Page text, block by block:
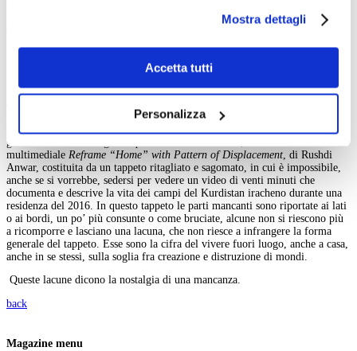
scelte privacy sui cookie, ti invitiamo a prendere visione
dell’informativa cookie.
Chiudendo il banner tramite la “X” prosegui la
navigazione senza alcuna profilazione e con installazione
il tuo consenso alla profilazione che potrai revocare in
Mostra dettagli
Accetta tutti
Personalizza
L’immaginario sull’Afghanistan potrebbe da solo riempire più di un museo,
e in parte dal punto di vista geopolitico lo ha raccontato Adam Curtis
pregiudizio orientalista generatore del conflitto Oriente-Occidente, -
volti e persone, nell’incontro con l’altra persona, invece che con la folla
oscura e minacciosa che assale la fortezza europea. Un’opera racconta con
grande forza la nostalgia di questa mancanza di casa, l’installazione
multimediale Reframe “Home” with Pattern of Displacement , di Rushdi
Anwar, costituita da un tappeto ritagliato e sagomato, in cui è impossibile,
anche se si vorrebbe, sedersi per vedere un video di venti minuti che
documenta e descrive la vita dei campi del Kurdistan iracheno durante una
residenza del 2016. In questo tappeto le parti mancanti sono riportate ai lati
o ai bordi, un po’ più consunte o come bruciate, alcune non si riescono più
a ricomporre e lasciano una lacuna, che non riesce a infrangere la forma
generale del tappeto. Esse sono la cifra del vivere fuori luogo, anche a casa,
anche in se stessi, sulla soglia fra creazione e distruzione di mondi.
Queste lacune dicono la nostalgia di una mancanza.
back
Magazine menu